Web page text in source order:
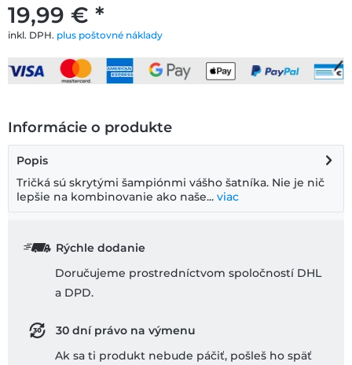
19,99 € *
inkl. DPH. plus poštovné náklady
Informácie o produkte
Popis
Tričká sú skrytými šampiónmi vášho šatníka. Nie je nič
lepšie na kombinovanie ako naše... viac
Rýchle dodanie
Doručujeme prostredníctvom spoločností DHL
a DPD.
30 dní právo na výmenu
Ak sa ti produkt nebude páčiť, pošleš ho späť